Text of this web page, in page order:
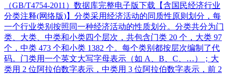
（GB/T4754-2011）数据库完整电子版下载【含国民经济行业
分类注释(网络版)】分类采用经济活动的同质性原则划分，每
一个行业类别按照同一种经济活动的性质划分。分类共分为门
类、大类、中类和小类四个层次，共包含门类 20 个，大类 97
个，中类 473 个和小类 1382 个。每个类别都按层次编制了代
码。门类用一个英文大写字母表示（如 A、B、C、…）；大
类用 2 位阿拉伯数字表示，中类用 3 位阿拉伯数字表示，前 2